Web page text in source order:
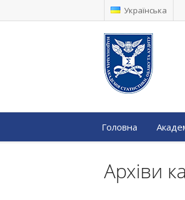
Українська
Головна
Архіви